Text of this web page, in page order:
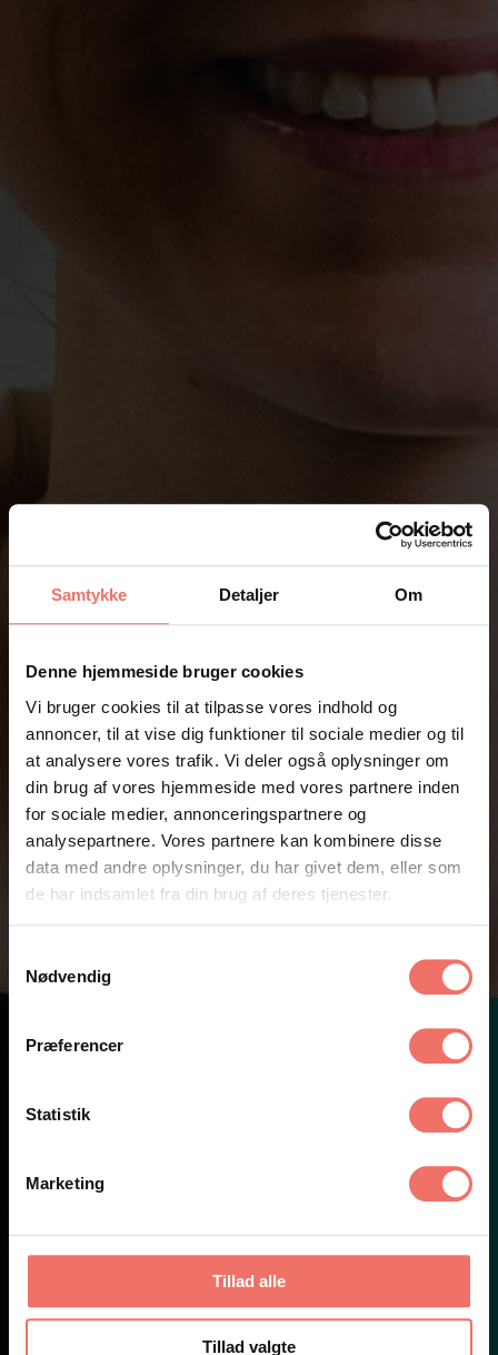
Samtykke Detaljer Om
Denne hjemmeside bruger cookies
Vi bruger cookies til at tilpasse vores indhold og
annoncer, til at vise dig funktioner til sociale medier og til
at analysere vores trafik. Vi deler også oplysninger om
din brug af vores hjemmeside med vores partnere inden
for sociale medier, annonceringspartnere og
analysepartnere. Vores partnere kan kombinere disse
data med andre oplysninger, du har givet dem, eller som
de har indsamlet fra din brug af deres tjenester.
Nødvendig
Præferencer
Statistik
Marketing
Tillad alle
Tillad valgte
I
v
i
t
a
t
i
o
n
t
i
r
n
d
v
i
s
n
i
n